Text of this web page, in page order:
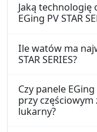
Jaką
EGing PV STAR
Ile watów ma
STAR SERIES?
Czy panele EGing
przy
lukarny?